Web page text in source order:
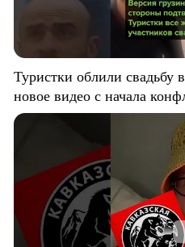
Туристки облили свадьбу
новое видео с начала